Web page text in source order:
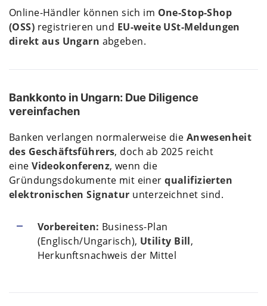
Online-Händler können sich im One-Stop-Shop
(OSS) registrieren und EU-weite USt-Meldungen
direkt aus Ungarn abgeben.
Bankkonto in Ungarn: Due Diligence
vereinfachen
Banken verlangen normalerweise die Anwesenheit
des Geschäftsführers, doch ab 2025 reicht
eineVideokonferenz, wenn die
Gründungsdokumente mit einerqualifizierten
elektronischen Signatur unterzeichnet sind.
Vorbereiten: Business-Plan
(Englisch/Ungarisch), Utility Bill,
Herkunftsnachweis der Mittel